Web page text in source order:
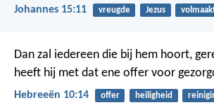
Johannes 15:11 vreugde Jezus
Dan zal iedereen die bij hem hoort,
heeft hij met dat ene offer voor
Hebreeën 10:14 offer heiligheid